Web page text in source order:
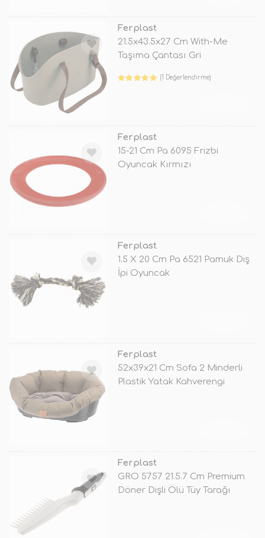
Ferplast
21.5x43.5x27 Cm With-Me
Taşıma Çantası Gri
(1 Değerlendirme)
Ferplast
15-21 Cm Pa 6095 Frizbi
Oyuncak Kırmızı
Ferplast
1.5 X 20 Cm Pa 6521 Pamuk Diş
İpi Oyuncak
Ferplast
52x39x21 Cm Sofa 2 Minderli
Plastik Yatak Kahverengi
Ferplast
GRO 5757 21.5.7 Cm Premium
Döner Dişli Ölü Tüy Tarağı